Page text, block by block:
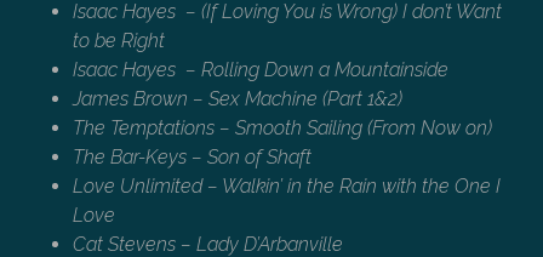
Isaac Hayes – (If Loving You is Wrong) I don’t Want
to be Right
Isaac Hayes – Rolling Down a Mountainside
James Brown – Sex Machine (Part 1&2)
The Temptations – Smooth Sailing (From Now on)
The Bar-Keys – Son of Shaft
Love Unlimited – Walkin’ in the Rain with the One I
Love
Cat Stevens – Lady D’Arbanville